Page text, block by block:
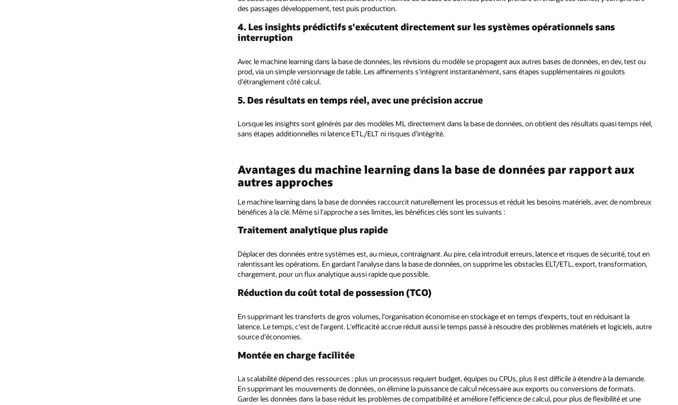
des passages développement, test puis production.
4. Les insights prédictifs s'exécutent directement sur les systèmes opérationnels sans
interruption
Avec le machine learning dans la base de données, les révisions du modèle se propagent aux autres bases de données, en dev, test ou
prod, via un simple versionnage de table. Les affinements s'intègrent instantanément, sans étapes supplémentaires ni goulots
d'étranglement côté calcul.
5. Des résultats en temps réel, avec une précision accrue
Lorsque les insights sont générés par des modèles ML directement dans la base de données, on obtient des résultats quasi temps réel,
sans étapes additionnelles ni latence ETL/ELT ni risques d'intégrité.
Avantages du machine learning dans la base de données par rapport aux
autres approches
Le machine learning dans la base de données raccourcit naturellement les processus et réduit les besoins matériels, avec de nombreux
bénéfices à la clé. Même si l'approche a ses limites, les bénéfices clés sont les suivants :
Traitement analytique plus rapide
Déplacer des données entre systèmes est, au mieux, contraignant. Au pire, cela introduit erreurs, latence et risques de sécurité, tout en
ralentissant les opérations. En gardant l'analyse dans la base de données, on supprime les obstacles ELT/ETL, export, transformation,
chargement, pour un flux analytique aussi rapide que possible.
Réduction du coût total de possession (TCO)
En supprimant les transferts de gros volumes, l'organisation économise en stockage et en temps d'experts, tout en réduisant la
latence. Le temps, c'est de l'argent. L'efficacité accrue réduit aussi le temps passé à résoudre des problèmes matériels et logiciels, autre
source d'économies.
Montée en charge facilitée
La scalabilité dépend des ressources : plus un processus requiert budget, équipes ou CPUs, plus il est difficile à étendre à la demande.
En supprimant les mouvements de données, on élimine la puissance de calcul nécessaire aux exports ou conversions de formats.
Garder les données dans la base réduit les problèmes de compatibilité et améliore l'efficience de calcul, pour plus de flexibilité et une